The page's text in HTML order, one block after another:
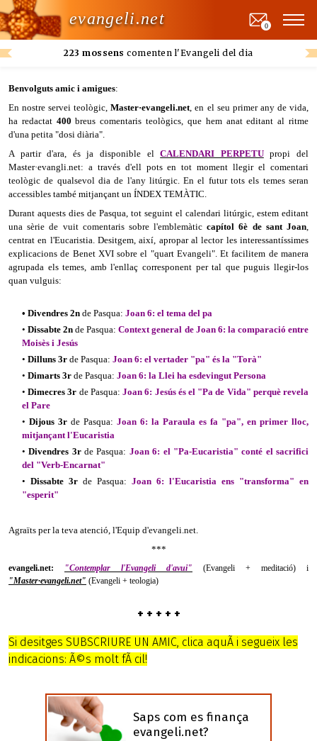
evangeli.net
223 mossens comenten l'Evangeli del dia
0
Benvolguts amic i amigues:
En nostre servei teològic,Master·evangeli.net, en el seu primer any de vida,
ha redactat 400 breus comentaris teològics, que hem anat editant al ritme
d'una petita "dosi diària".
A partir d'ara, és ja disponible elCALENDARI PERPETUpropi del
Master·evangli.net: a través d'ell pots en tot moment llegir el comentari
teològic de qualsevol dia de l'any litúrgic. En el futur tots els temes seran
accessibles també mitjançant un ÍNDEX TEMÀTIC.
Durant aquests dies de Pasqua, tot seguint el calendari litúrgic, estem editant
una sèrie de vuit comentaris sobre l'emblemàticcapítol 6è de sant Joan,
centrat en l'Eucaristia. Desitgem, així, apropar al lector les interessantíssimes
explicacions de Benet XVI sobre el "quart Evangeli". Et facilitem de manera
agrupada els temes, amb l'enllaç corresponent per tal que puguis llegir-los
quan vulguis:
• Divendres 2nde Pasqua: Joan 6: el tema del pa
•Dissabte 2n de Pasqua:Context general de Joan 6: la comparació entre
Moisès i Jesús
• Dilluns 3rde Pasqua: Joan 6: el vertader "pa" és la "Torà"
• Dimarts 3rde Pasqua: Joan 6: la Llei ha esdevingut Persona
•Dimecres 3r de Pasqua:Joan 6: Jesús és el "Pa de Vida" perquè revela
el Pare
• Dijous 3rde Pasqua: Joan 6: la Paraula es fa "pa", en primer lloc,
mitjançant l'Eucaristia
•Divendres 3rde Pasqua: Joan 6: el "Pa-Eucaristia" conté el sacrifici
del "Verb-Encarnat"
• Dissabte 3rde Pasqua: Joan 6: l'Eucaristia ens "transforma" en
"esperit"
Agraïts per la teva atenció, l'Equip d'evangeli.net.
***
evangeli.net: "Contemplar l'Evangeli d'avui" (Evangeli + meditació) i
"Master·evangeli.net" (Evangeli + teologia)
+ + + + +
Si desitges SUBSCRIURE UN AMIC, clica aquÃ­ i segueix les
indicacions: Ã©s molt fÃ cil!
Saps com es finança
evangeli.net?